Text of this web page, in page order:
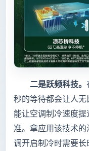
二是跃频科技。
秒的等待都会让人
能让空调制冷速度
准。拿应用该技术
调开启制冷时需要长